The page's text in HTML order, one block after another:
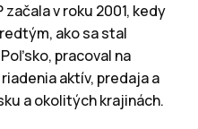
v roku 2001, kedy
ako sa stal
pracoval na
aktív, predaja a
a okolitých krajinách.